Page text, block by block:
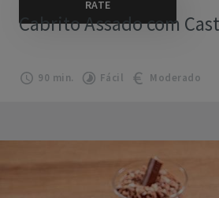
Cabrito Assado com
90 min. Fácil Moderado